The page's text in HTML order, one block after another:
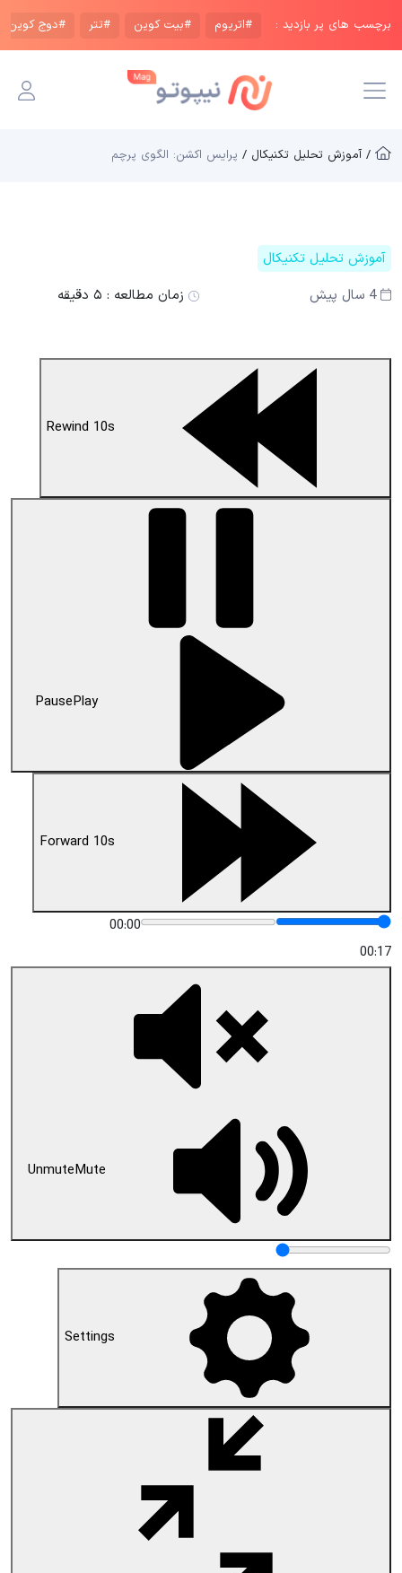
برچسب های پر بازدید : #اتریوم #بیت کوین #تتر #دوج کوین
/ آموزش تحلیل تکنیکال / پرایس اکشن: الگوی پرچم
آموزش تحلیل تکنیکال
4 سال پیش
زمان مطالعه : ۵ دقیقه
Rewind 10s
PausePlay
Forward 10s
00:00
00:17
UnmuteMute
Settings